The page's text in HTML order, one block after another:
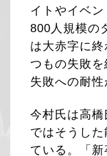
イトやイベン
800人規模の
は大赤字に終
つもの失敗
失敗への耐性
今村氏は高
ではそうし
ている。「